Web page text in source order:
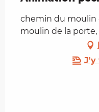
chemin du moulin
moulin de la porte,
J'y